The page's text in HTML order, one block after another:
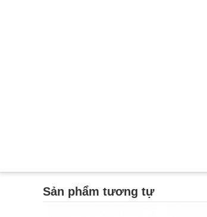
Sản phẩm tương tự